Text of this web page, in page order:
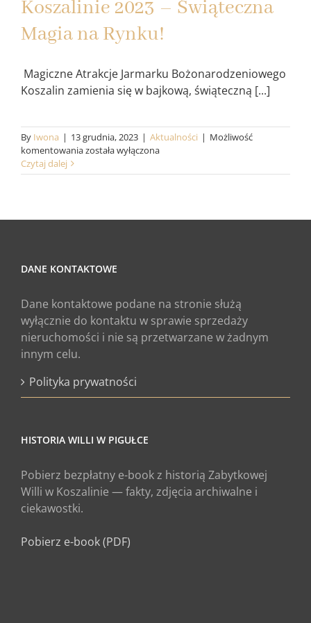
Koszalinie 2023 – Świąteczna
Magia na Rynku!
Magiczne Atrakcje Jarmarku Bożonarodzeniowego
Koszalin zamienia się w bajkową, świąteczną [...]
By Iwona | 13 grudnia, 2023 | Aktualności | Możliwość
komentowaniaJarmark
w
Rynku!
została wyłączona
Czytaj dalej
DANE KONTAKTOWE
Dane kontaktowe podane na stronie służą
wyłącznie do kontaktu w sprawie sprzedaży
nieruchomości i nie są przetwarzane w żadnym
innym celu.
Polityka prywatności
HISTORIA WILLI W PIGUŁCE
Pobierz bezpłatny e-book z historią Zabytkowej
Willi w Koszalinie — fakty, zdjęcia archiwalne i
ciekawostki.
Pobierz e-book (PDF)